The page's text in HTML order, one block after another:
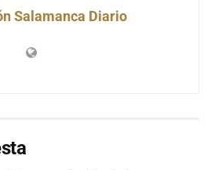
Salamanca Diario